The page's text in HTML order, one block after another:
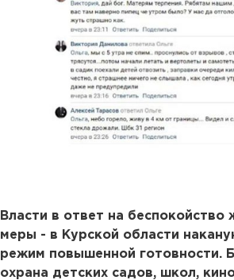
Власти в ответ на беспокойство
меры - в Курской области
режим повышенной готовности.
охрана детских садов, школ,